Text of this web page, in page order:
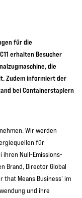
für die
erhalten Besucher
die
Zudem informiert der
bei Containerstaplern
Wir werden
für
ihren Null-Emissions-
Brand, Director Global
that Means Business' im
und ihre